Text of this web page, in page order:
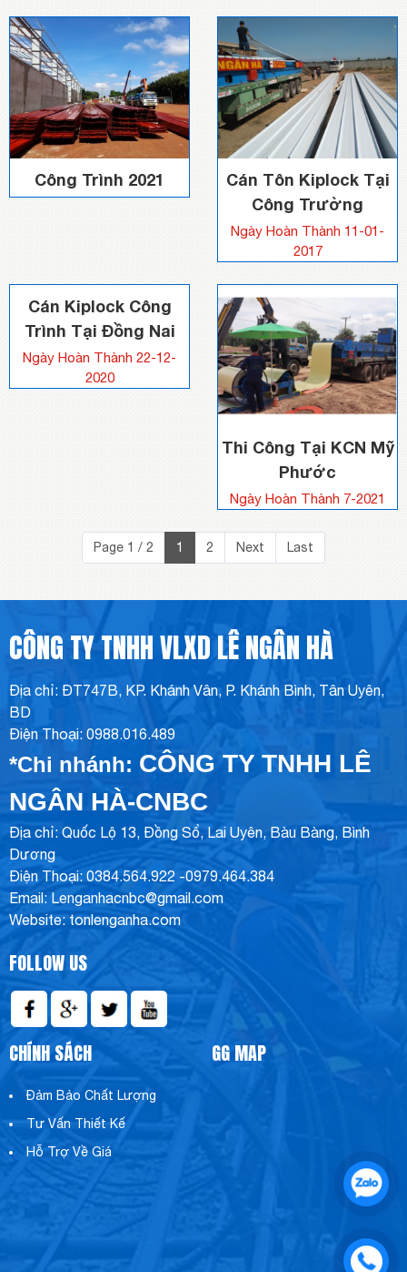
Công Trình 2021
Cán Tôn Kiplock Tại
Công Trường
Ngày Hoàn Thành 11-01-
2017
Cán Kiplock Công
Trình Tại Đồng Nai
Ngày Hoàn Thành 22-12-
2020
Thi Công Tại KCN Mỹ
Phước
Ngày Hoàn Thành 7-2021
Page 1 / 2 1 2 Next Last
CÔNG TY TNHH VLXD LÊ NGÂN HÀ
Địa chỉ: ĐT747B, KP. Khánh Vân, P. Khánh Bình, Tân Uyên,
BD
Điện Thoại: 0988.016.489
*Chi nhánh: CÔNG TY TNHH LÊ
NGÂN HÀ-CNBC
Địa chỉ: Quốc Lộ 13, Đồng Sổ, Lai Uyên, Bàu Bàng, Bình
Dương
Điện Thoại: 0384.564.922 -0979.464.384
Email: Lenganhacnbc@gmail.com
Website: tonlenganha.com
FOLLOW US
CHÍNH SÁCH
Đảm Bảo Chất Lượng
Tư Vấn Thiết Kế
Hỗ Trợ Về Giá
GG MAP